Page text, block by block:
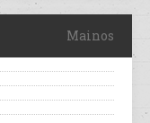
Mainos